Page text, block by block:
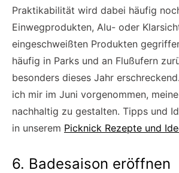
Praktikabilität wird dabei häufig
Einwegprodukten, Alu- oder
eingeschweißten Produkten
häufig in Parks und an Flußufern
besonders dieses Jahr
ich mir im Juni vorgenommen,
nachhaltig zu gestalten. Tipps und
in unserem Picknick Rezepte und
6. Badesaison eröffnen